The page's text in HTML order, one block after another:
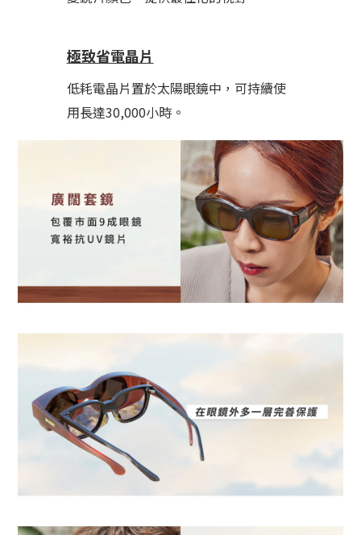
極致省電晶片
低耗電晶片置於太陽眼鏡中，可持續使
用長達30,000小時。